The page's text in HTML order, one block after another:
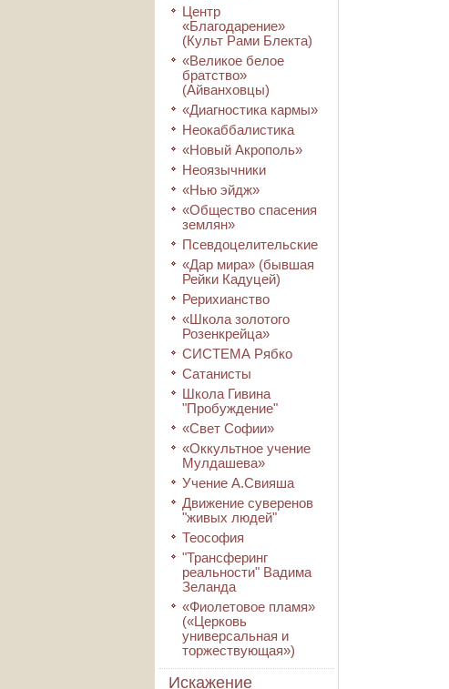
Центр
«Благодарение»
(Культ Рами Блекта)
«Великое белое
братство»
(Айванховцы)
«Диагностика кармы»
Неокаббалистика
«Новый Акрополь»
Неоязычники
«Нью эйдж»
«Общество спасения
землян»
Псевдоцелительские
«Дар мира» (бывшая
Рейки Кадуцей)
Рерихианство
«Школа золотого
Розенкрейца»
СИСТЕМА Рябко
Сатанисты
Школа Гивина
"Пробуждение"
«Свет Софии»
«Оккультное учение
Мулдашева»
Учение А.Свияша
Движение суверенов
"живых людей"
Теософия
"Трансферинг
реальности" Вадима
Зеланда
«Фиолетовое пламя»
(«Церковь
универсальная и
торжествующая»)
Искажение